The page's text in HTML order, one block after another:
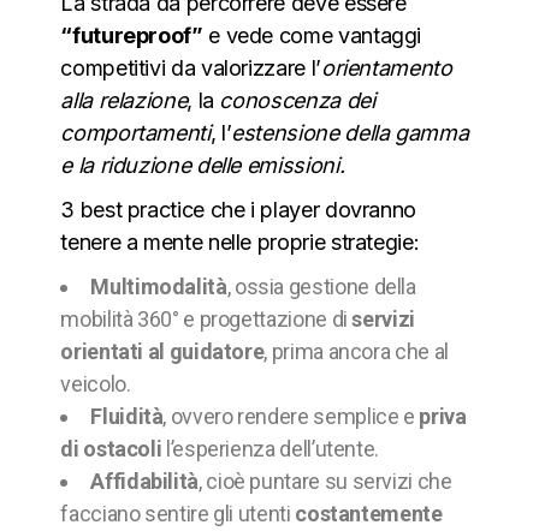
“futureproof” e vede come vantaggi
competitivi da valorizzare l’orientamento
alla relazione, la conoscenza dei
comportamenti, l’estensione della gamma
e la riduzione delle emissioni.
3 best practice che i player dovranno
tenere a mente nelle proprie strategie:
Multimodalità, ossia gestione della
mobilità 360° e progettazione diservizi
orientati al guidatore, prima ancora che al
veicolo.
Fluidità, ovvero rendere semplice e priva
di ostacoli l’esperienza dell’utente.
Affidabilità, cioè puntare su servizi che
facciano sentire gli utenti costantemente